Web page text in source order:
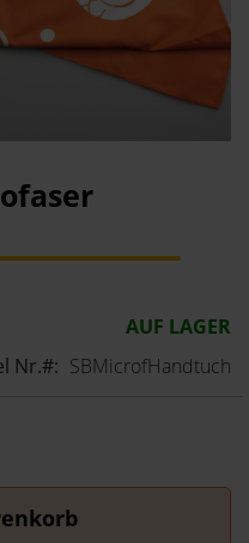
AUF LAGER
Nr.
SBMicrofHandtuch